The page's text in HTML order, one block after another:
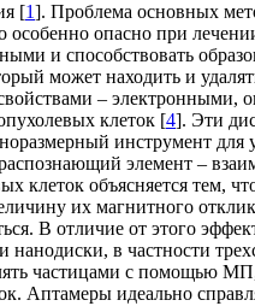
[1]. Проблема основных
опасно при
и способствовать
может находить и
– электронными,
клеток [4]. Эти
инструмент для
элемент –
объясняется тем,
их магнитного
В отличие от этого
нанодиски, в частности
частицами с помощью
Аптамеры идеально